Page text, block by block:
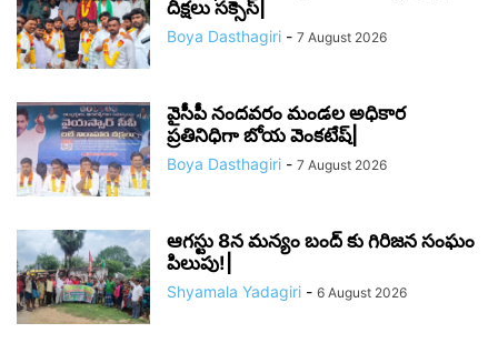
దీక్షలు సక్సెస్|
Boya Dasthagiri - 7 August 2026
వైసీపీ నందవరం మండల అధికార
ప్రతినిధిగా బోయ వెంకటేష్|
Boya Dasthagiri - 7 August 2026
ఆగస్టు 8న మన్యం బంద్ కు గిరిజన సంఘం
పిలుపు!|
Shyamala Yadagiri - 6 August 2026